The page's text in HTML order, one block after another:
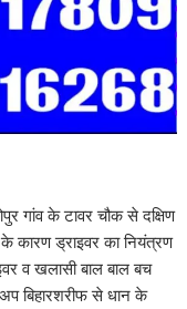
गांव के टावर चौक से दक्षिण
के कारण ड्राइवर का नियंत्रण
व खलासी बाल बाल बच
बिहारशरीफ से धान के